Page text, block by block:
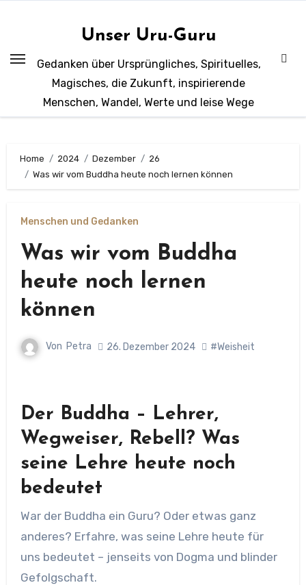
Unser Uru-Guru
Gedanken über Ursprüngliches, Spirituelles,
Magisches, die Zukunft, inspirierende
Menschen, Wandel, Werte und leise Wege
Home 2024 Dezember
26
Was wir vom Buddha heute noch lernen können
Menschen und Gedanken
Was wir vom Buddha
heute noch lernen
können
Von Petra 26. Dezember 2024 #Weisheit
Der Buddha – Lehrer,
Wegweiser, Rebell? Was
seine Lehre heute noch
bedeutet
War der Buddha ein Guru? Oder etwas ganz
anderes? Erfahre, was seine Lehre heute für
uns bedeutet – jenseits von Dogma und blinder
Gefolgschaft.